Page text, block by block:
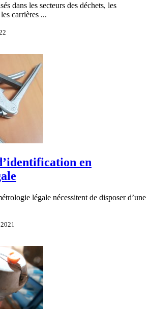
dans les secteurs des déchets, les
carrières ...
en
légale nécessitent de disposer d’une